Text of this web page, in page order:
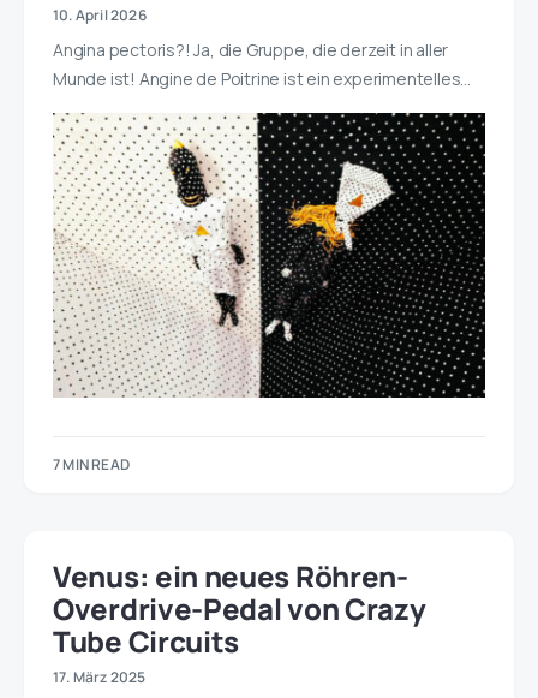
10. April 2026
Angina pectoris?! Ja, die Gruppe, die derzeit in aller
Munde ist! Angine de Poitrine ist ein experimentelles…
7 MIN READ
Venus: ein neues Röhren-
Overdrive-Pedal von Crazy
Tube Circuits
17. März 2025